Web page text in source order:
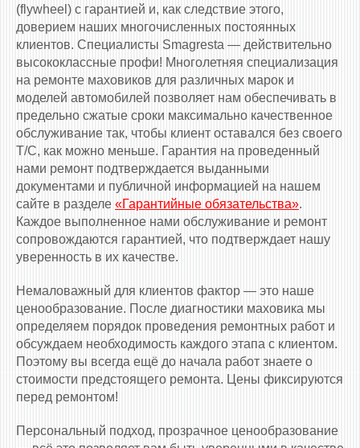
(flywheel) с гарантией и, как следствие этого,
доверием наших многочисленных постоянных
клиентов. Специалисты Smagresta — действительно
высококлассные профи! Многолетняя специализация
на ремонте маховиков для различных марок и
моделей автомобилей позволяет нам обеспечивать в
предельно сжатые сроки максимально качественное
обслуживание так, чтобы клиент оставался без своего
Т/С, как можно меньше. Гарантия на проведенный
нами ремонт подтверждается выданными
документами и публичной информацией на нашем
сайте в разделе «Гарантийные обязательства».
Каждое выполненное нами обслуживание и ремонт
сопровождаются гарантией, что подтверждает нашу
уверенность в их качестве.
Немаловажный для клиентов фактор — это наше
ценообразование. После диагностики маховика мы
определяем порядок проведения ремонтных работ и
обсуждаем необходимость каждого этапа с клиентом.
Поэтому вы всегда ещё до начала работ знаете о
стоимости предстоящего ремонта. Цены фиксируются
перед ремонтом!
Персональный подход, прозрачное ценообразование